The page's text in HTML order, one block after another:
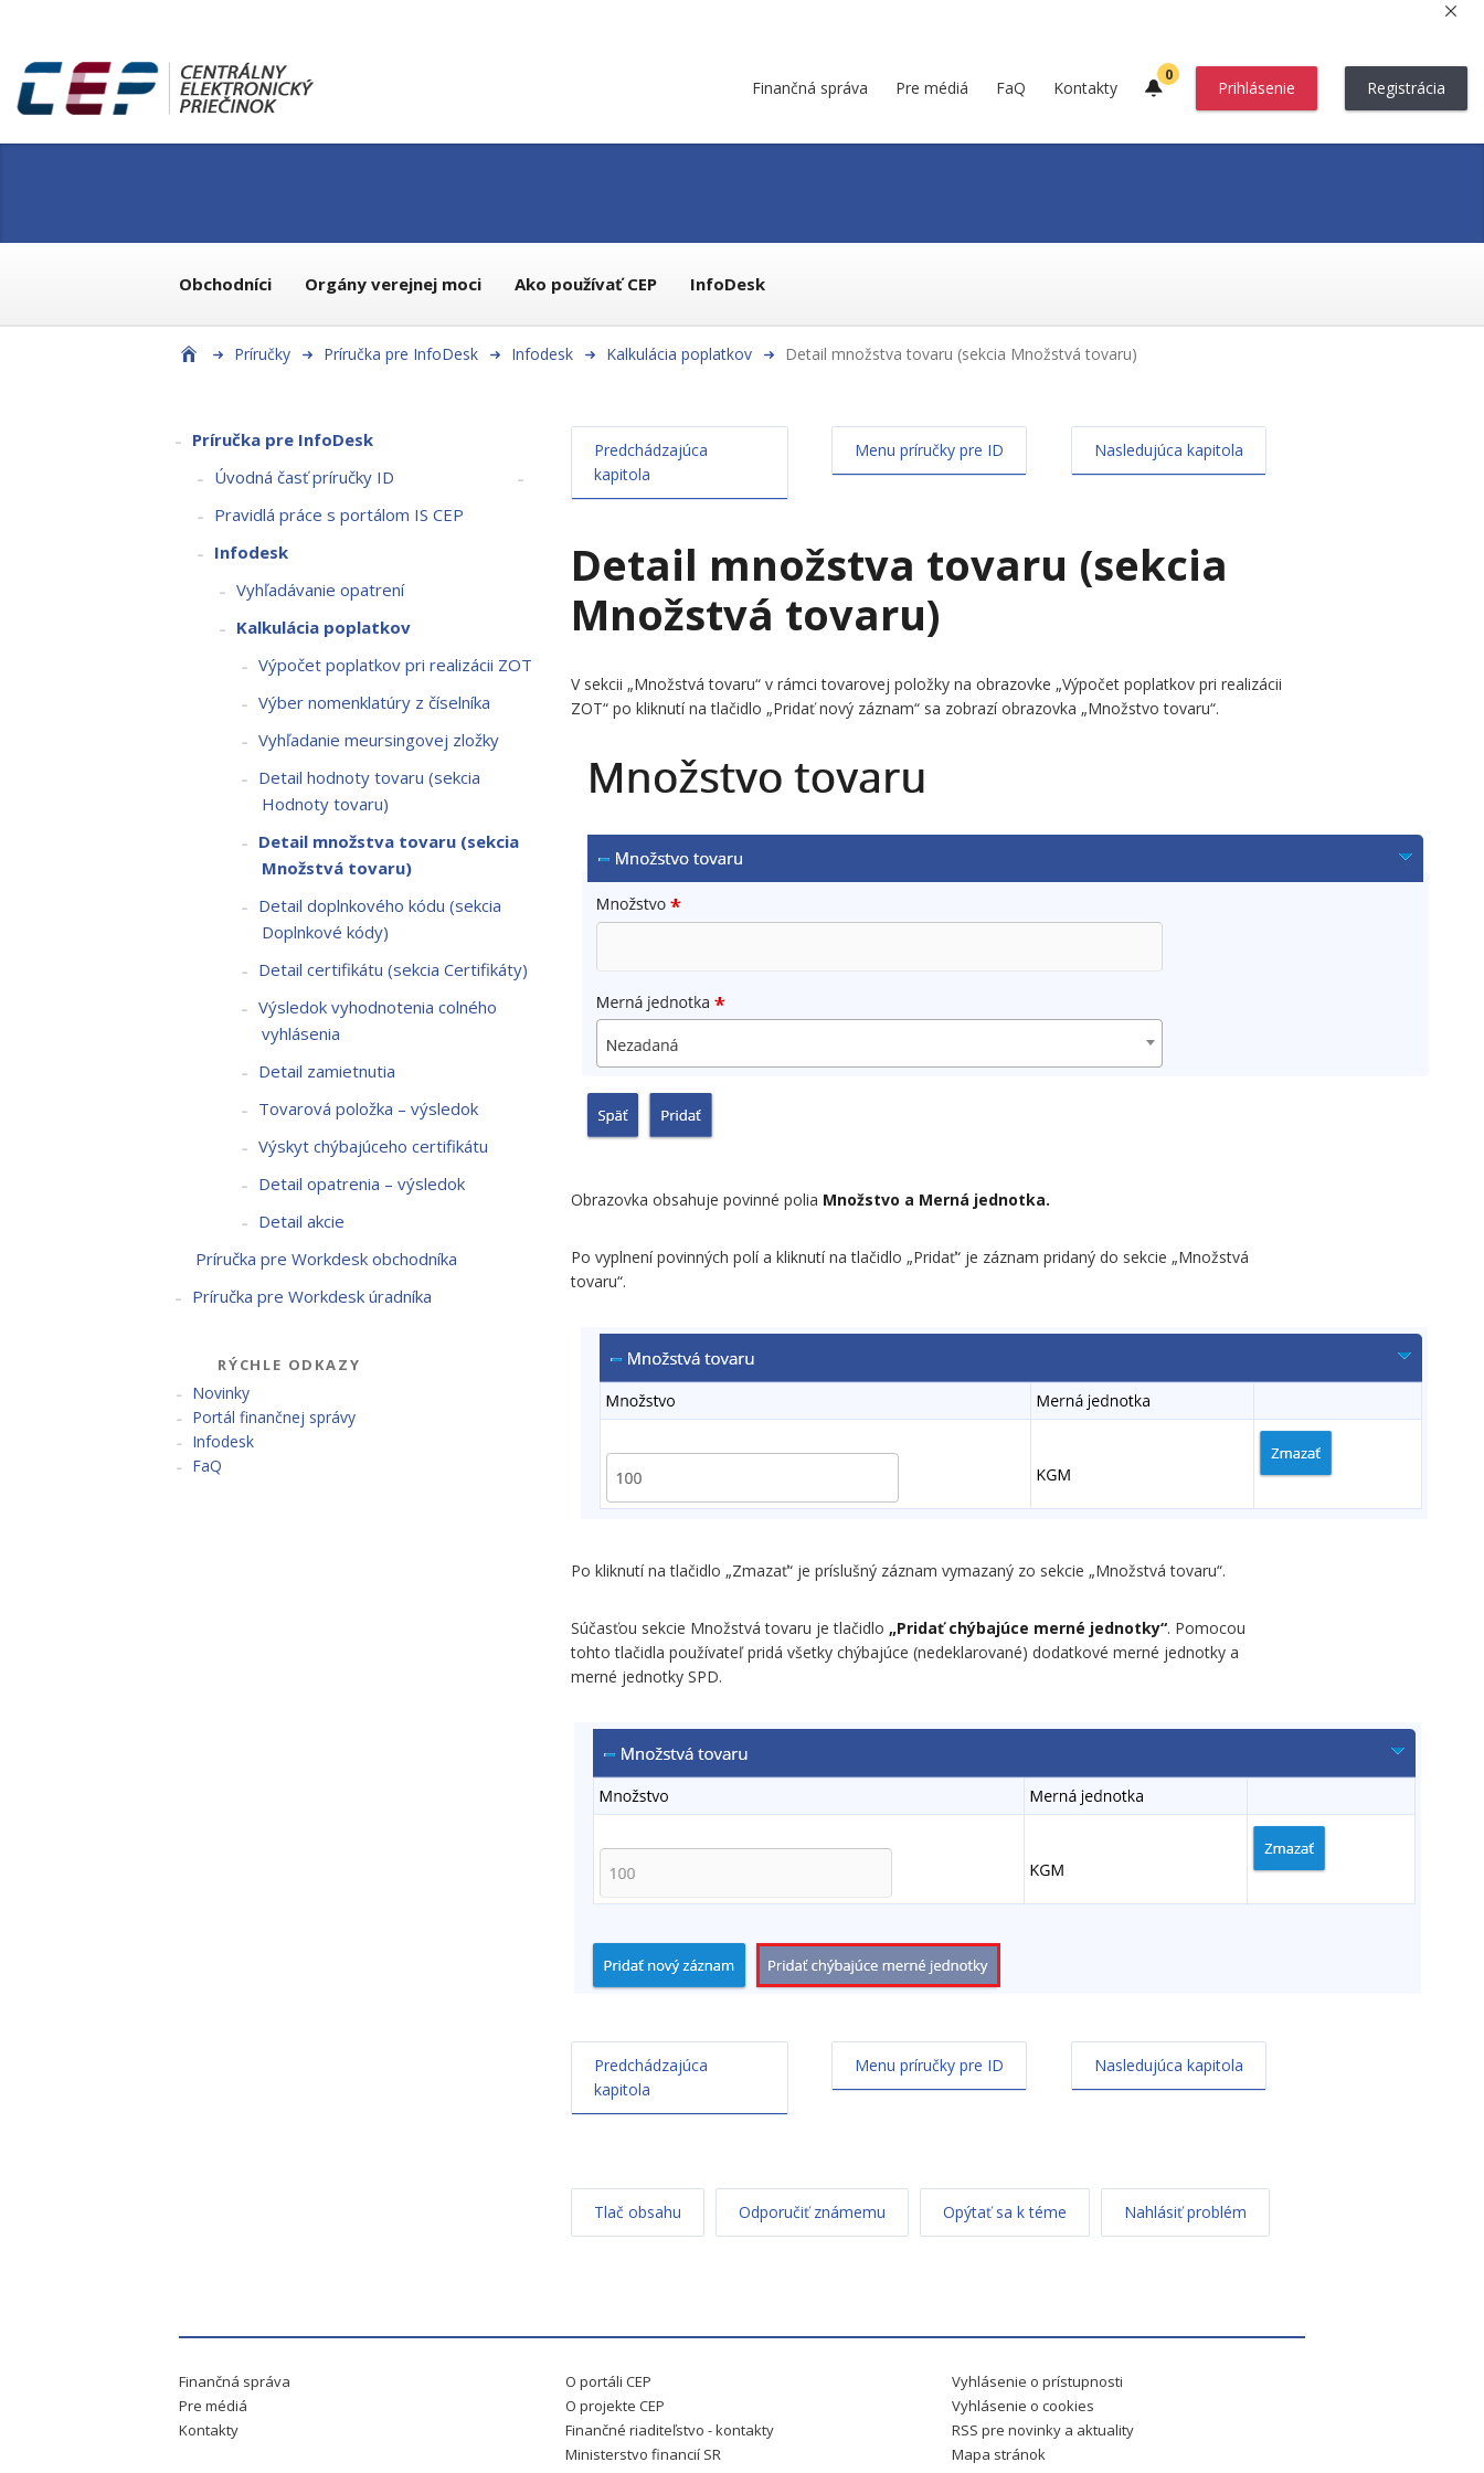
Finančná správa Pre médiá FaQ Kontakty
0
Prihlásenie Registrácia
Obchodníci Orgány verejnej moci Ako používať CEP InfoDesk
Príručky Príručka pre InfoDesk Infodesk Kalkulácia poplatkov Detail množstva tovaru (sekcia Množstvá tovaru)
Príručka pre InfoDesk
Úvodná časť príručky ID
Pravidlá práce s portálom IS CEP
Infodesk
Vyhľadávanie opatrení
Kalkulácia poplatkov
Výpočet poplatkov pri realizácii ZOT
Výber nomenklatúry z číselníka
Vyhľadanie meursingovej zložky
Detail hodnoty tovaru (sekcia
Hodnoty tovaru)
Detail množstva tovaru (sekcia
Množstvá tovaru)
Detail doplnkového kódu (sekcia
Doplnkové kódy)
Detail certifikátu (sekcia Certifikáty)
Výsledok vyhodnotenia colného
vyhlásenia
Detail zamietnutia
Tovarová položka – výsledok
Výskyt chýbajúceho certifikátu
Detail opatrenia – výsledok
Detail akcie
Príručka pre Workdesk obchodníka
Príručka pre Workdesk úradníka
RÝCHLE ODKAZY
Novinky
Portál finančnej správy
Infodesk
FaQ
Predchádzajúca
kapitola
Menu príručky pre ID Nasledujúca kapitola
Detail množstva tovaru (sekcia
Množstvá tovaru)
V sekcii „Množstvá tovaru“ v rámci tovarovej položky na obrazovke „Výpočet poplatkov pri realizácii
ZOT“ po kliknutí na tlačidlo „Pridať nový záznam“ sa zobrazí obrazovka „Množstvo tovaru“.
Obrazovka obsahuje povinné polia Množstvo a Merná jednotka.
Po vyplnení povinných polí a kliknutí na tlačidlo „Pridať“ je záznam pridaný do sekcie „Množstvá
tovaru“.
Po kliknutí na tlačidlo „Zmazať“ je príslušný záznam vymazaný zo sekcie „Množstvá tovaru“.
Súčasťou sekcie Množstvá tovaru je tlačidlo „Pridať chýbajúce merné jednotky“. Pomocou
tohto tlačidla používateľ pridá všetky chýbajúce (nedeklarované) dodatkové merné jednotky a
merné jednotky SPD.
Predchádzajúca
kapitola
Menu príručky pre ID Nasledujúca kapitola
Tlač obsahu Odporučiť známemu Opýtať sa k téme Nahlásiť problém
Finančná správa
Pre médiá
Kontakty
O portáli CEP
O projekte CEP
Finančné riaditeľstvo - kontakty
Ministerstvo financií SR
Vyhlásenie o prístupnosti
Vyhlásenie o cookies
RSS pre novinky a aktuality
Mapa stránok